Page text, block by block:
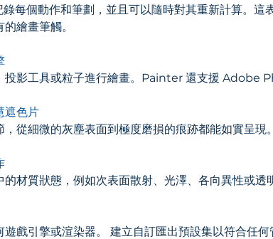
每個動作和筆劃，並且可以隨時對其重新計算。這
繪畫筆觸。
投影工具或粒子進行繪畫。Painter 還支援 Adobe
遮色片
，從細微的灰塵表面到極度磨損的痕跡都能如實呈現。
材質狀態，例如次表面散射、光澤、各向異性或透
戲引擎或渲染器。 建立自訂匯出預設集以符合任何